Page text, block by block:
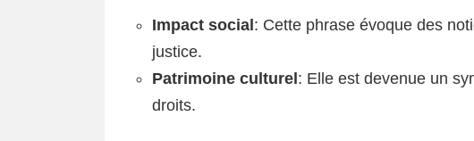
Impact social : Cette phrase évoque des
justice.
Patrimoine culturel : Elle est devenue un
droits.